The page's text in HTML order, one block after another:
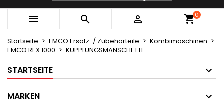
   0
Startseite EMCO Ersatz-/ Zubehörteile
Kombimaschinen
EMCO REX 1000
KUPPLUNGSMANSCHETTE
STARTSEITE
MARKEN
Abbrechen Wunschliste erstellen
Abbrechen Anmelden